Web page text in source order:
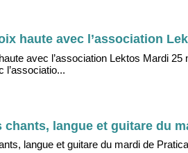
haute avec l’association
avec l’association Lektos Mardi
l’associatio...
chants, langue et guitare du
langue et guitare du mardi de